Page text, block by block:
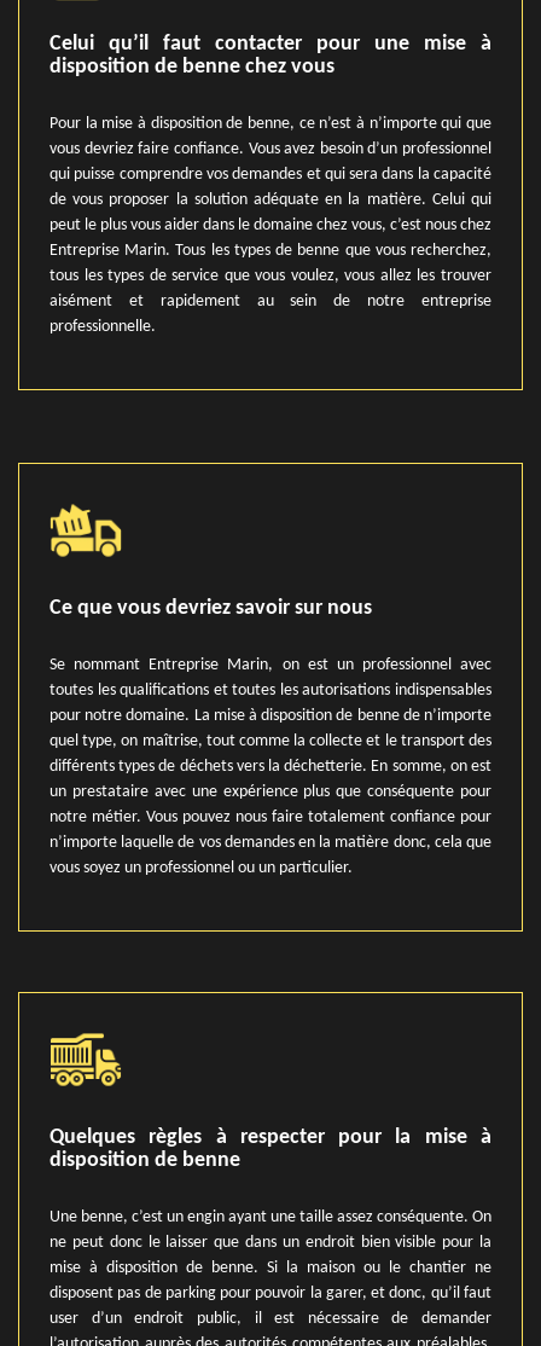
Celui qu’il faut contacter pour une mise à
disposition de benne chez vous
Pour la mise à disposition de benne, ce n’est à n’importe qui que
vous devriez faire confiance. Vous avez besoin d’un professionnel
qui puisse comprendre vos demandes et qui sera dans la capacité
de vous proposer la solution adéquate en la matière. Celui qui
peut le plus vous aider dans le domaine chez vous, c’est nous chez
Entreprise Marin. Tous les types de benne que vous recherchez,
tous les types de service que vous voulez, vous allez les trouver
aisément et rapidement au sein de notre entreprise
professionnelle.
Ce que vous devriez savoir sur nous
Se nommant Entreprise Marin, on est un professionnel avec
toutes les qualifications et toutes les autorisations indispensables
pour notre domaine. La mise à disposition de benne de n’importe
quel type, on maîtrise, tout comme la collecte et le transport des
différents types de déchets vers la déchetterie. En somme, on est
un prestataire avec une expérience plus que conséquente pour
notre métier. Vous pouvez nous faire totalement confiance pour
n’importe laquelle de vos demandes en la matière donc, cela que
vous soyez un professionnel ou un particulier.
Quelques règles à respecter pour la mise à
disposition de benne
Une benne, c’est un engin ayant une taille assez conséquente. On
ne peut donc le laisser que dans un endroit bien visible pour la
mise à disposition de benne. Si la maison ou le chantier ne
disposent pas de parking pour pouvoir la garer, et donc, qu’il faut
user d’un endroit public, il est nécessaire de demander